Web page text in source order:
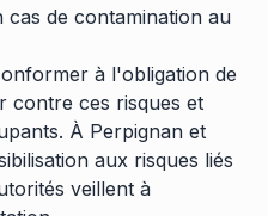
cas de contamination au
à l'obligation de
contre ces risques et
À Perpignan et
aux risques liés
veillent à